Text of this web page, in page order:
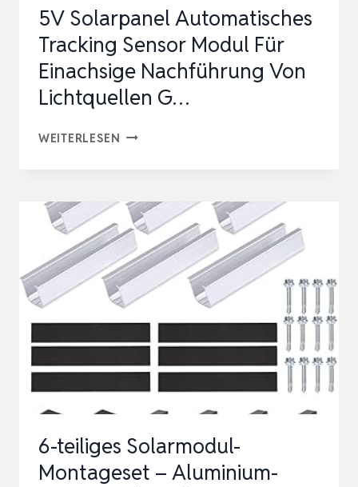
5V Solarpanel Automatisches
Tracking Sensor Modul Für
Einachsige Nachführung Von
Lichtquellen G…
WEITERLESEN 5V
TRACKING
SENSOR
MODUL
FÜR
EINACHSIGE
NACHFÜHRUNG
VON
LICHTQUELLEN
6-teiliges Solarmodul-
Montageset – Aluminium-